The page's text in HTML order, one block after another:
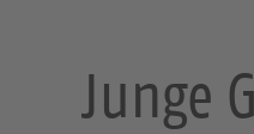
Junge